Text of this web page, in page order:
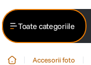
Toate categoriile
Accesorii foto